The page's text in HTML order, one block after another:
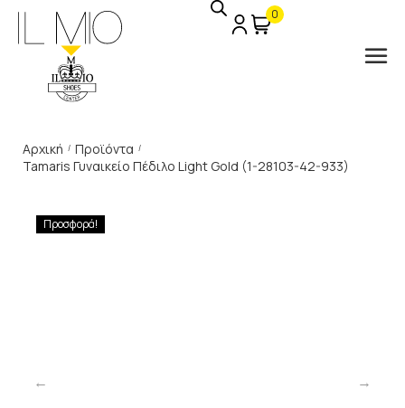
0
Αρχική / Προϊόντα /
Tamaris Γυναικείο Πέδιλο Light Gold (1-28103-42-933)
Προσφορά!